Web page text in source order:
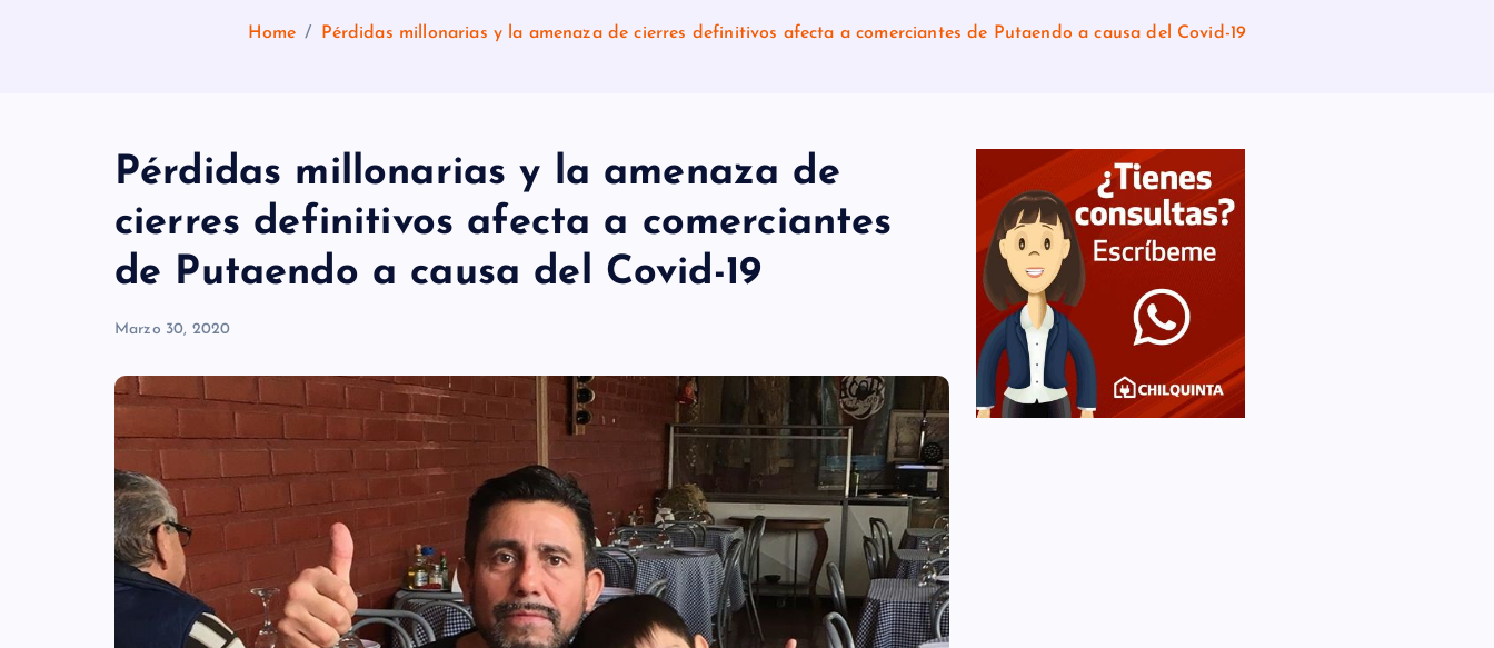
Home Pérdidas millonarias y la amenaza de cierres definitivos afecta a comerciantes de Putaendo a causa del Covid-19
Pérdidas millonarias y la amenaza de
cierres definitivos afecta a comerciantes
de Putaendo a causa del Covid-19
Marzo 30, 2020